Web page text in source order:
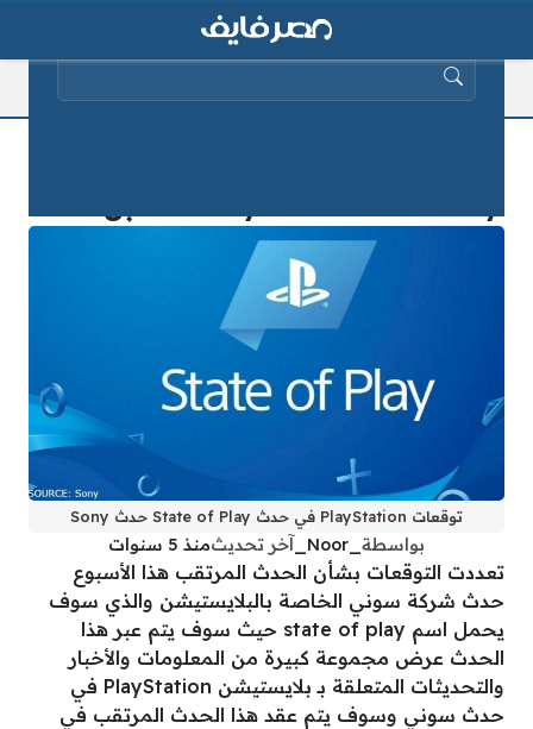
توقعات PlayStation في حدث State of Play حدث Sony
بواسطة آخر تحديثمنذ 5 سنوات
تعددت التوقعات بشأن الحدث المرتقب هذا الأسبوع
حدث شركة سوني الخاصة بالبلايستيشن والذي سوف
يحمل اسم state of play حيث سوف يتم عبر هذا
الحدث عرض مجموعة كبيرة من المعلومات والأخبار
والتحديثات المتعلقة بـ بلايستيشن PlayStation في
حدث سوني وسوف يتم عقد هذا الحدث المرتقب في
البحث عن: